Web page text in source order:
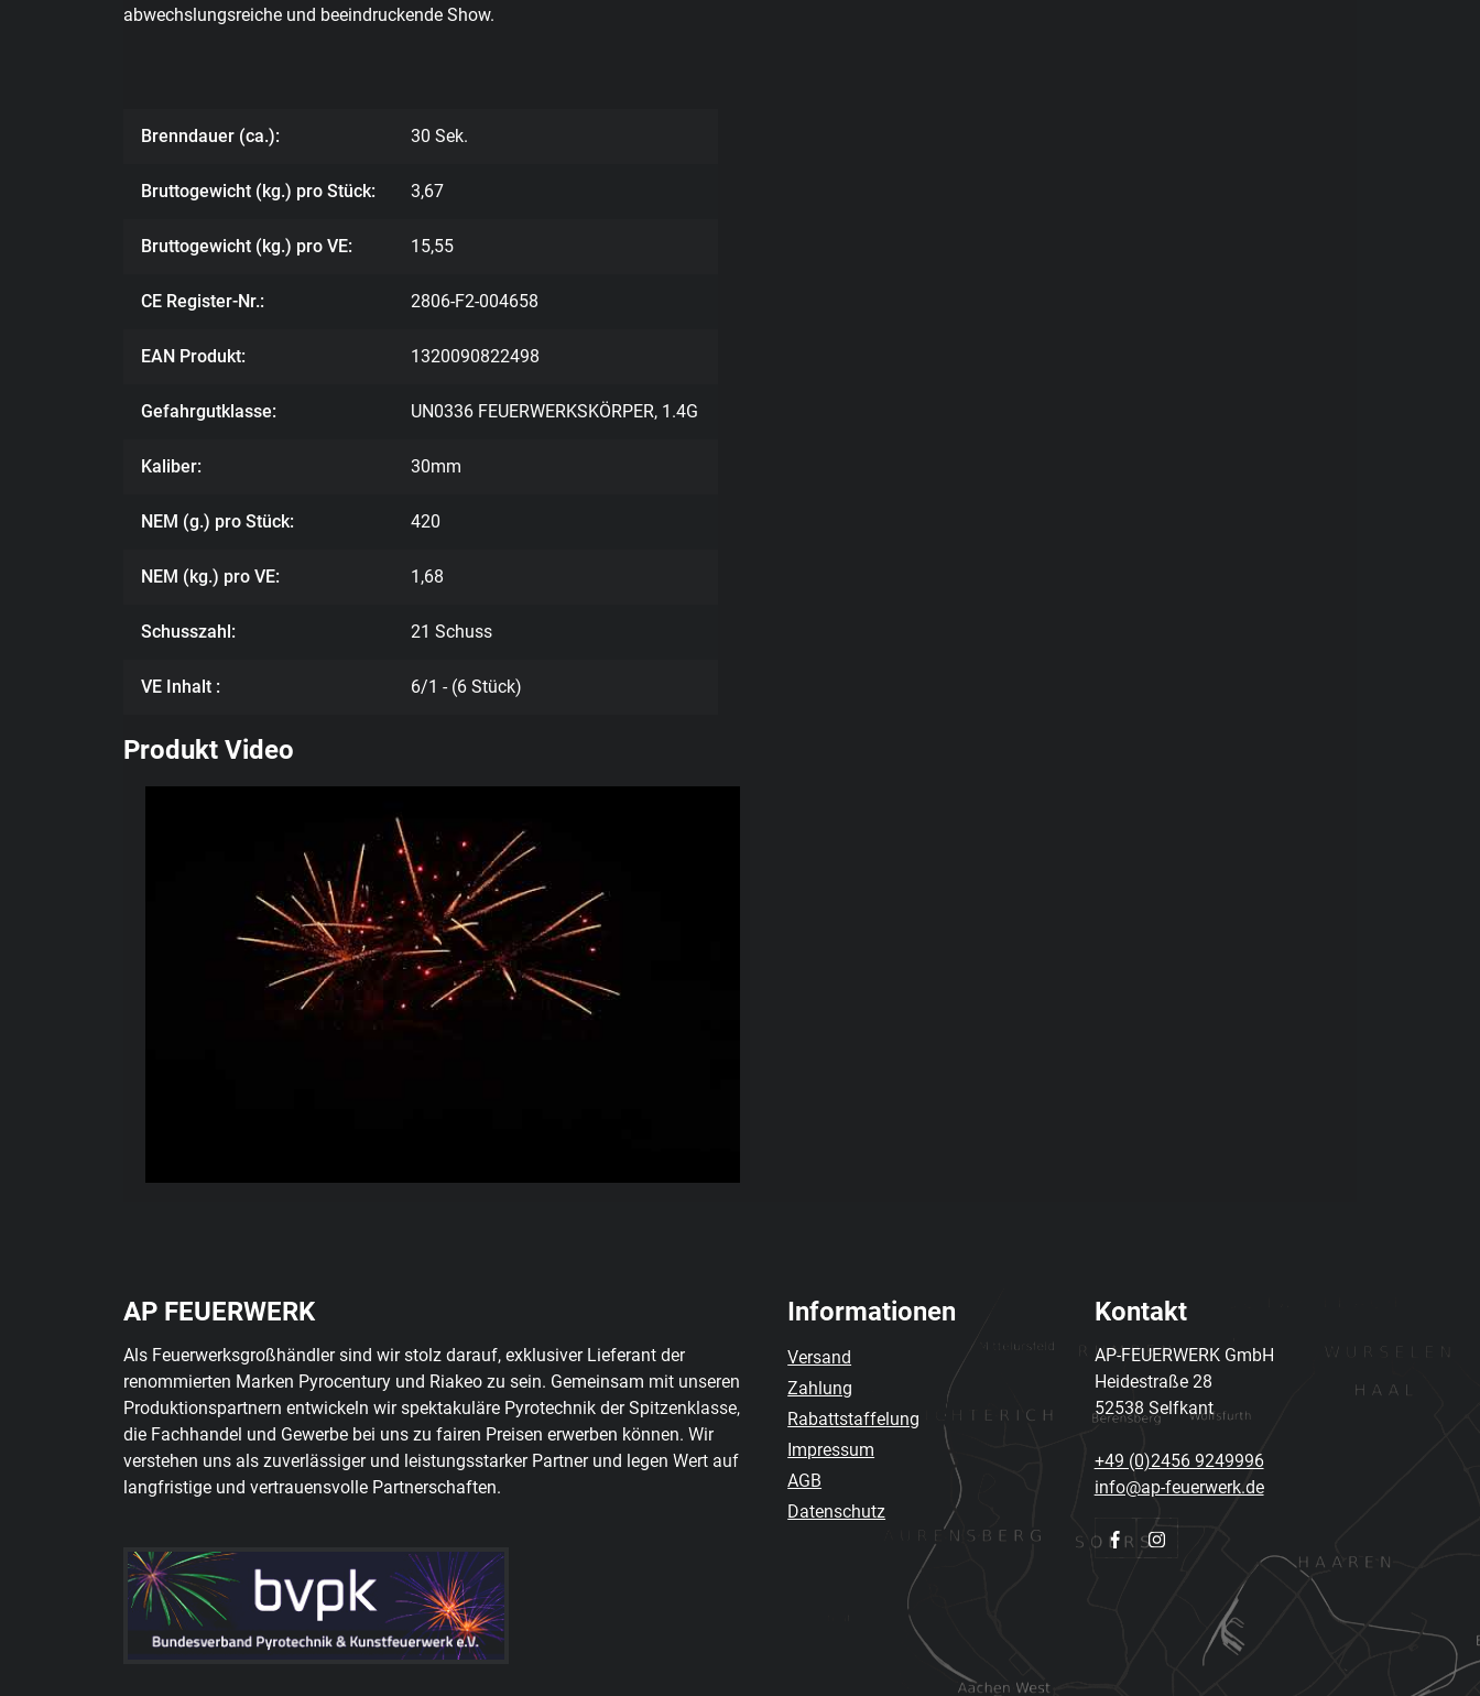
abwechslungsreiche und beeindruckende Show.
Brenndauer (ca.): 30 Sek.
Bruttogewicht (kg.) pro Stück: 3,67
Bruttogewicht (kg.) pro VE: 15,55
CE Register-Nr.: 2806-F2-004658
EAN Produkt: 1320090822498
Gefahrgutklasse: UN0336 FEUERWERKSKÖRPER, 1.4G
Kaliber: 30mm
NEM (g.) pro Stück: 420
NEM (kg.) pro VE: 1,68
Schusszahl: 21 Schuss
VE Inhalt : 6/1 - (6 Stück)
Produkt Video
AP FEUERWERK
Als Feuerwerksgroßhändler sind wir stolz darauf, exklusiver Lieferant der
renommierten Marken Pyrocentury und Riakeo zu sein. Gemeinsam mit unseren
Produktionspartnern entwickeln wir spektakuläre Pyrotechnik der Spitzenklasse,
die Fachhandel und Gewerbe bei uns zu fairen Preisen erwerben können. Wir
verstehen uns als zuverlässiger und leistungsstarker Partner und legen Wert auf
langfristige und vertrauensvolle Partnerschaften.
Informationen
Versand
Zahlung
Rabattstaffelung
Impressum
AGB
Datenschutz
Kontakt
AP-FEUERWERK GmbH
Heidestraße 28
52538 Selfkant
+49 (0)2456 9249996
info@ap-feuerwerk.de